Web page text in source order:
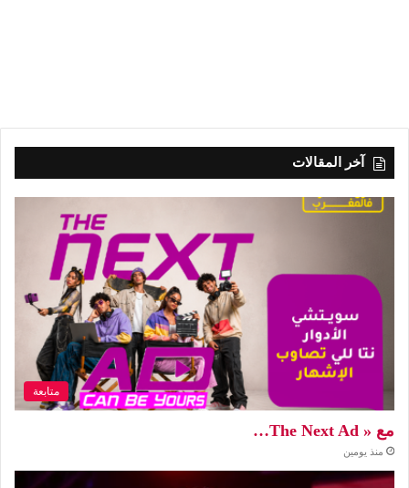
آخر المقالات
متابعة
مع « The Next Ad…
منذ يومين